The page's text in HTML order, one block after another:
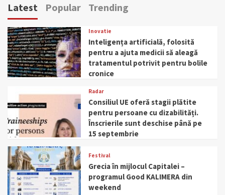
Latest Popular Trending
Inovatie
Inteligența artificială, folosită
pentru a ajuta medicii să aleagă
tratamentul potrivit pentru bolile
cronice
Radar
Consiliul UE oferă stagii plătite
pentru persoane cu dizabilități.
Înscrierile sunt deschise până pe
15 septembrie
Festival
Grecia în mijlocul Capitalei –
programul Good KALIMERA din
weekend